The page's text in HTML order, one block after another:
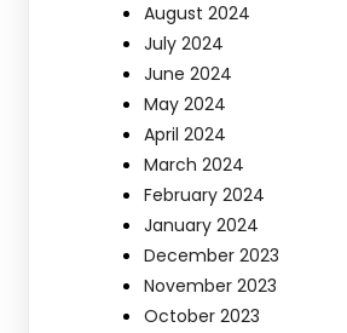
August 2024
July 2024
June 2024
May 2024
April 2024
March 2024
February 2024
January 2024
December 2023
November 2023
October 2023